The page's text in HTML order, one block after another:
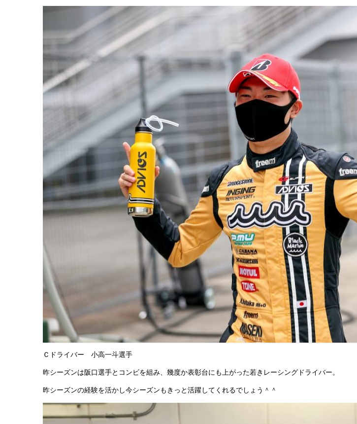
Ｃドライバー 小高一斗選手
昨シーズンは阪口選手とコンビを組み、幾度か表彰台にも上がった若きレーシングドライバー。
昨シーズンの経験を活かし今シーズンもきっと活躍してくれるでしょう＾＾